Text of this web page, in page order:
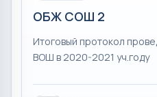
ОБЖ СОШ 2
Итоговый протокол
ВОШ в 2020-2021 уч.году